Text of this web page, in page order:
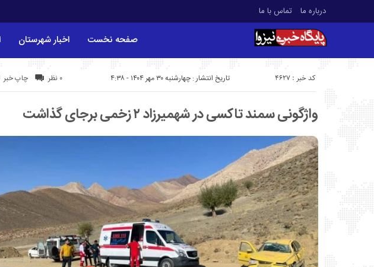
درباره ما تماس با ما
صفحه نخست اخبار شهرستان
تاریخ انتشار : چهارشنبه ۳۰ مهر ۱۴۰۴ - ۴:۳۸ کد خبر : 4627 چاپ خبر ۰ نظر
واژگونی سمند تاکسی در شهمیرزاد ۲ زخمی برجای گذاشت